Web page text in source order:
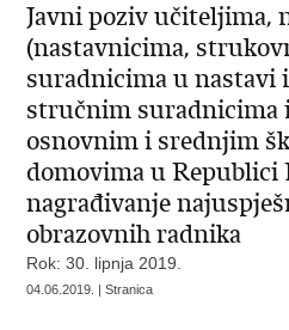
Javni poziv učiteljima,
(nastavnicima,
suradnicima u nastavi
stručnim suradnicima
osnovnim i srednjim
domovima u Republici
nagrađivanje
obrazovnih radnika
Rok: 30. lipnja 2019.
04.06.2019. | Stranica